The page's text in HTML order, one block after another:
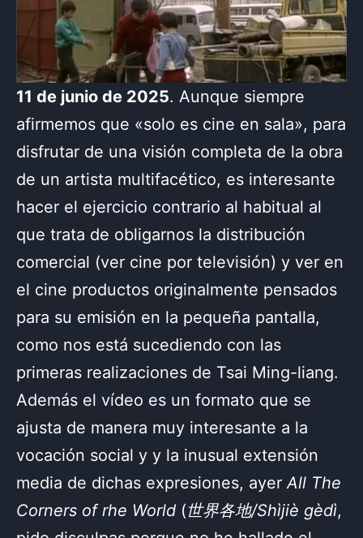
11 de junio de 2025. Aunque siempre
afirmemos que «solo es cine en sala», para
disfrutar de una visión completa de la obra
de un artista multifacético, es interesante
hacer el ejercicio contrario al habitual al
que trata de obligarnos la distribución
comercial (ver cine por televisión) y ver en
el cine productos originalmente pensados
para su emisión en la pequeña pantalla,
como nos está sucediendo con las
primeras realizaciones de Tsai Ming-liang.
Además el vídeo es un formato que se
ajusta de manera muy interesante a la
vocación social y y la inusual extensión
media de dichas expresiones, ayerAll The
Corners of rhe World (世界各地/Shìjiè gèdì,